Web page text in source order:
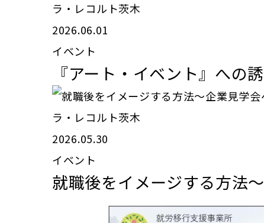
ラ・レコルト茨木
2026.06.01
イベント
『アート・イベント』への
ラ・レコルト茨木
2026.05.30
イベント
就職後をイメージする方法